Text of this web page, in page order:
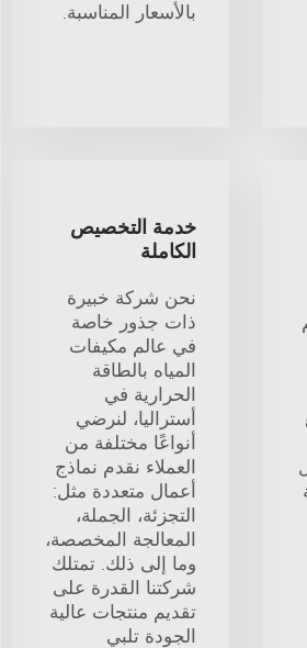
بالأسعار المناسبة.
خدمة التخصيص
الكاملة
نحن شركة خبيرة
ذات جذور خاصة
في عالم مكيفات
المياه بالطاقة
الحرارية في
أستراليا، لنرضي
أنواعًا مختلفة من
العملاء نقدم نماذج
أعمال متعددة مثل:
التجزئة، الجملة،
المعالجة المخصصة،
وما إلى ذلك. تمتلك
شركتنا القدرة على
تقديم منتجات عالية
الجودة تلبي